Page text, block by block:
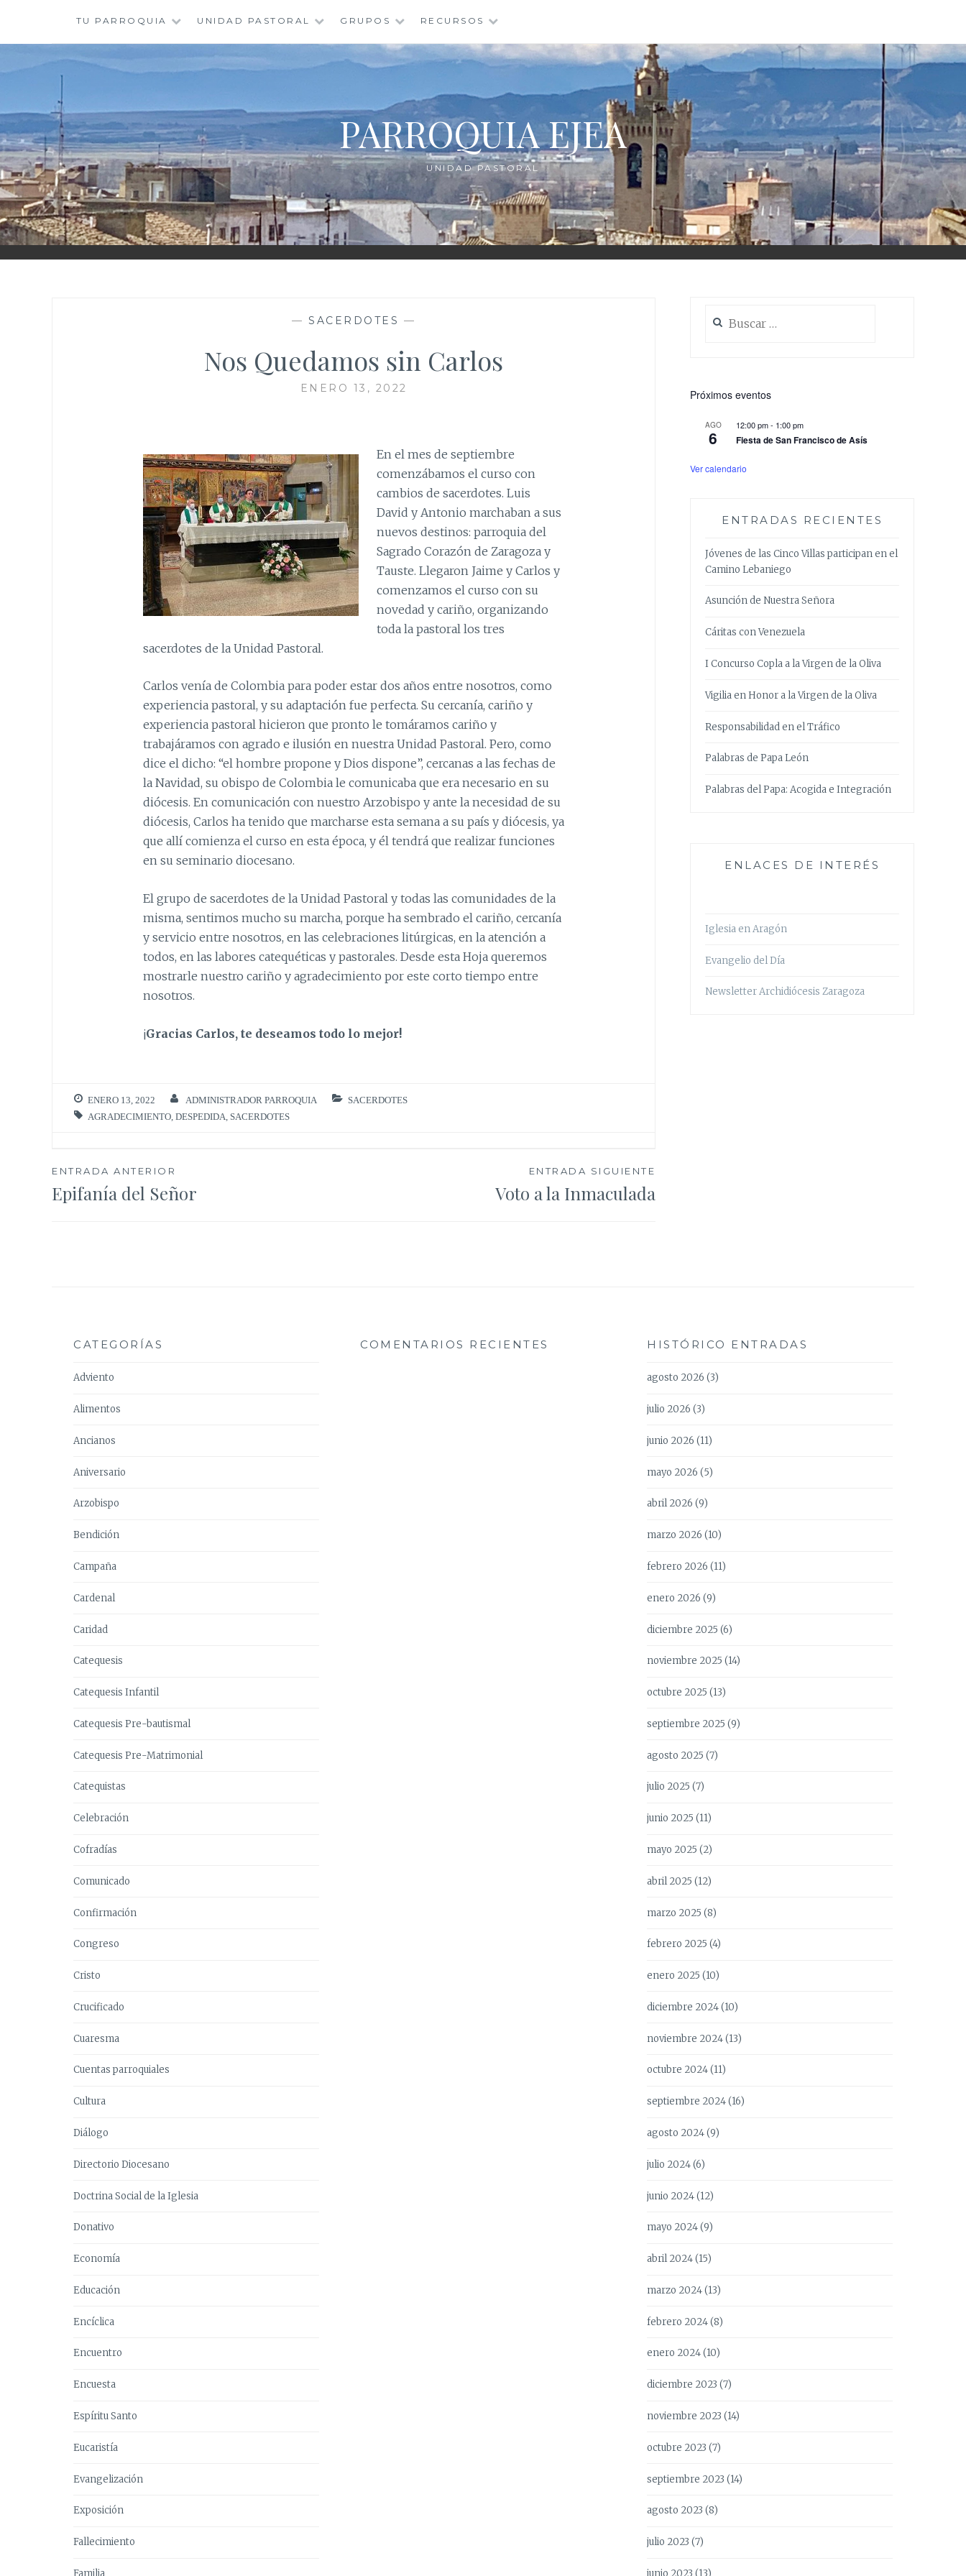
contenido
TU PARROQUIA UNIDAD PASTORAL GRUPOS RECURSOS
PARROQUIA EJEA
UNIDAD PASTORAL
— SACERDOTES —
Nos Quedamos sin Carlos
ENERO 13, 2022
En el mes de septiembre
comenzábamos el curso con
cambios de sacerdotes. Luis
David y Antonio marchaban a sus
nuevos destinos: parroquia del
Sagrado Corazón de Zaragoza y
Tauste. Llegaron Jaime y Carlos y
comenzamos el curso con su
novedad y cariño, organizando
toda la pastoral los tres
sacerdotes de la Unidad Pastoral.
Carlos venía de Colombia para poder estar dos años entre nosotros, como
experiencia pastoral, y su adaptación fue perfecta. Su cercanía, cariño y
experiencia pastoral hicieron que pronto le tomáramos cariño y
trabajáramos con agrado e ilusión en nuestra Unidad Pastoral. Pero, como
dice el dicho: “el hombre propone y Dios dispone”, cercanas a las fechas de
la Navidad, su obispo de Colombia le comunicaba que era necesario en su
diócesis. En comunicación con nuestro Arzobispo y ante la necesidad de su
diócesis, Carlos ha tenido que marcharse esta semana a su país y diócesis, ya
que allí comienza el curso en esta época, y él tendrá que realizar funciones
en su seminario diocesano.
El grupo de sacerdotes de la Unidad Pastoral y todas las comunidades de la
misma, sentimos mucho su marcha, porque ha sembrado el cariño, cercanía
y servicio entre nosotros, en las celebraciones litúrgicas, en la atención a
todos, en las labores catequéticas y pastorales. Desde esta Hoja queremos
mostrarle nuestro cariño y agradecimiento por este corto tiempo entre
nosotros.
¡Gracias Carlos, te deseamos todo lo mejor!
ENERO 13, 2022 ADMINISTRADOR PARROQUIA
SACERDOTES
AGRADECIMIENTO DESPEDIDA SACERDOTES
Navegación
de
ENTRADA ANTERIOR
Epifanía del Señor
ENTRADA SIGUIENTE
Voto a la Inmaculada
Próximos eventos
AGO
6
12:00 pm- 1:00 pm
Fiesta de San Francisco de Asís
Ver calendario
ENTRADAS RECIENTES
Jóvenes de las Cinco Villas participan en el
Camino Lebaniego
Asunción de Nuestra Señora
Cáritas con Venezuela
I Concurso Copla a la Virgen de la Oliva
Vigilia en Honor a la Virgen de la Oliva
Responsabilidad en el Tráfico
Palabras de Papa León
Palabras del Papa: Acogida e Integración
ENLACES DE INTERÉS
Iglesia en Aragón
Evangelio del Día
Newsletter Archidiócesis Zaragoza
CATEGORÍAS
Adviento
Alimentos
Ancianos
Aniversario
Arzobispo
Bendición
Campaña
Cardenal
Caridad
Catequesis
Catequesis Infantil
Catequesis Pre-bautismal
Catequesis Pre-Matrimonial
Catequistas
Celebración
Cofradías
Comunicado
Confirmación
Congreso
Cristo
Crucificado
Cuaresma
Cuentas parroquiales
Cultura
Diálogo
Directorio Diocesano
Doctrina Social de la Iglesia
Donativo
Economía
Educación
Encíclica
Encuentro
Encuesta
Espíritu Santo
Eucaristía
Evangelización
Exposición
Fallecimiento
Familia
COMENTARIOS RECIENTES HISTÓRICO ENTRADAS
agosto 2026 (3)
julio 2026 (3)
junio 2026 (11)
mayo 2026 (5)
abril 2026 (9)
marzo 2026 (10)
febrero 2026 (11)
enero 2026 (9)
diciembre 2025 (6)
noviembre 2025 (14)
octubre 2025 (13)
septiembre 2025 (9)
agosto 2025 (7)
julio 2025 (7)
junio 2025 (11)
mayo 2025 (2)
abril 2025 (12)
marzo 2025 (8)
febrero 2025 (4)
enero 2025 (10)
diciembre 2024(10)
noviembre 2024(13)
octubre 2024(11)
septiembre 2024(16)
agosto 2024(9)
julio 2024(6)
junio 2024(12)
mayo 2024(9)
abril 2024(15)
marzo 2024(13)
febrero 2024(8)
enero 2024(10)
diciembre 2023 (7)
noviembre 2023 (14)
octubre 2023 (7)
septiembre 2023 (14)
agosto 2023 (8)
julio 2023 (7)
junio 2023 (13)